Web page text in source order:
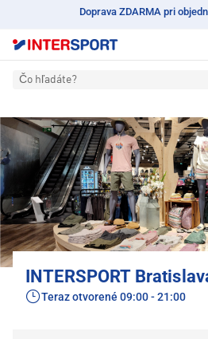
Doprava ZDARMA pri
Čo hľadáte?
INTERSPORT
Teraz otvorené 09:00 - 21:00